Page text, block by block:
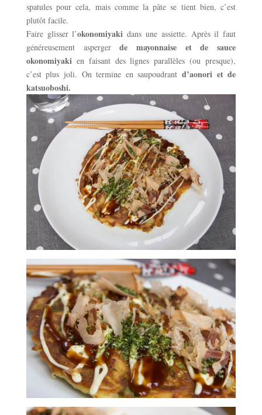
spatules pour cela, mais comme la pâte se tient bien, c’est
plutôt facile.
Faire glisser l’okonomiyaki dans une assiette. Après il faut
généreusement aspergerde mayonnaise et de sauce
okonomiyaki en faisant des lignes parallèles (ou presque),
c’est plus joli. On termine en saupoudrant d’aonori et de
katsuoboshi.